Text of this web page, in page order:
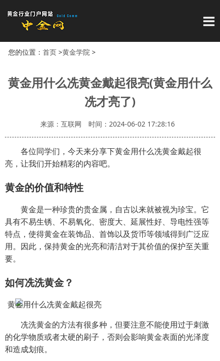
导
您的位置： 首页>黄金学院 >
黄金用什么冼黄金戴起很亮(黄金用什么
冼才亮了)
来源：互联网 时间：2024-06-02 17:28:16
各位同学们，今天来分享下黄金用什么冼黄金戴起很
亮，让我们开始精彩的内容吧。
黄金的价值和特性
黄金是一种珍贵的贵金属，自古以来就被视为珍宝。它
具有不易生锈、不易氧化、密度大、延展性好、导电性强等
特点，使得黄金在装饰品、首饰以及货币等领域得到广泛应
用。因此，保持黄金的光亮和清洁对于其价值的保护至关重
要。
如何冼洗黄金？
冼洗黄金的方法有很多种，但要注意不能使用过于刺激
的化学物质或者太硬的刷子，否则会影响黄金表面的光泽度
和造成划痕。